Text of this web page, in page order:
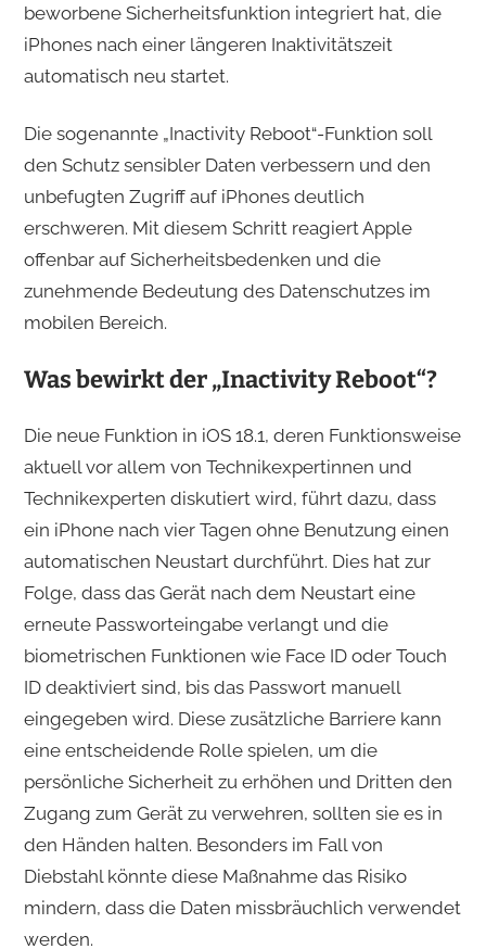
beworbene Sicherheitsfunktion integriert hat, die
iPhones nach einer längeren Inaktivitätszeit
automatisch neu startet.
Die sogenannte „Inactivity Reboot“-Funktion soll
den Schutz sensibler Daten verbessern und den
unbefugten Zugriff auf iPhones deutlich
erschweren. Mit diesem Schritt reagiert Apple
offenbar auf Sicherheitsbedenken und die
zunehmende Bedeutung des Datenschutzes im
mobilen Bereich.
Was bewirkt der „Inactivity Reboot“?
Die neue Funktion in iOS 18.1, deren Funktionsweise
aktuell vor allem von Technikexpertinnen und
Technikexperten diskutiert wird, führt dazu, dass
ein iPhone nach vier Tagen ohne Benutzung einen
automatischen Neustart durchführt. Dies hat zur
Folge, dass das Gerät nach dem Neustart eine
erneute Passworteingabe verlangt und die
biometrischen Funktionen wie Face ID oder Touch
ID deaktiviert sind, bis das Passwort manuell
eingegeben wird. Diese zusätzliche Barriere kann
eine entscheidende Rolle spielen, um die
persönliche Sicherheit zu erhöhen und Dritten den
Zugang zum Gerät zu verwehren, sollten sie es in
den Händen halten. Besonders im Fall von
Diebstahl könnte diese Maßnahme das Risiko
mindern, dass die Daten missbräuchlich verwendet
werden.